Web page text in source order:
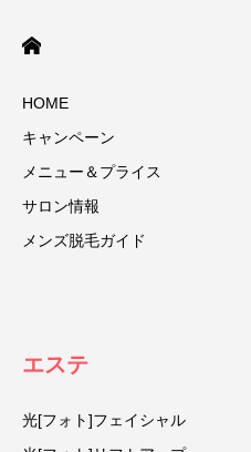
HOME
キャンペーン
メニュー＆プライス
サロン情報
メンズ脱毛ガイド
エステ
光[フォト]フェイシャル